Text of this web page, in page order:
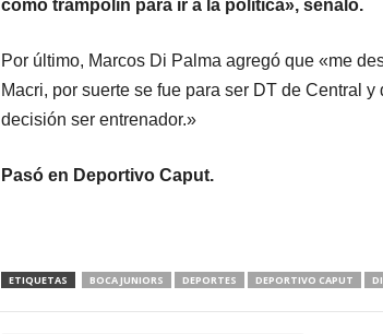
como trampolín para ir a la política», señaló.
Por último, Marcos Di Palma agregó que «me
Macri, por suerte se fue para ser DT de Central
decisión ser entrenador.»
Pasó en Deportivo Caput.
ETIQUETAS BOCA JUNIORS DEPORTES DEPORTIVO CAPUT